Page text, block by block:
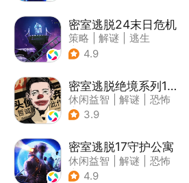
密室逃脱24末日危机
策略 解谜
逃生
| 密室逃脱
4.9
密室逃脱绝境系列11游乐园
休闲益智 解谜
恐怖
| 密室逃脱
3.9
密室逃脱17守护公寓
休闲益智 解谜
恐怖
| 密室逃脱
4.9